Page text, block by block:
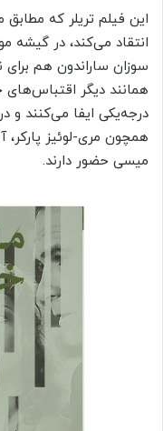
این فیلم تریلر که
انتقاد می‌کند، در گیشه
سوزان ساراندون هم
همانند دیگر اقتباس‌های
درجه‌یکی ایفا می‌کنند و
همچون مری-لوئیز پارکر،
میسی حضور دارند.